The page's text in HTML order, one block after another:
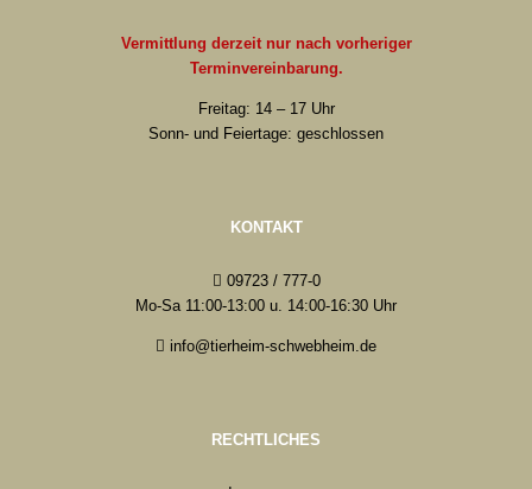
Vermittlung derzeit nur nach vorheriger
Terminvereinbarung.
Freitag: 14 – 17 Uhr
Sonn- und Feiertage: geschlossen
KONTAKT
09723 / 777-0
Mo-Sa 11:00-13:00 u. 14:00-16:30 Uhr
info@tierheim-schwebheim.de
RECHTLICHES